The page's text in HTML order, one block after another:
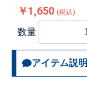
￥1,650 (税込)
数量
アイテム説明